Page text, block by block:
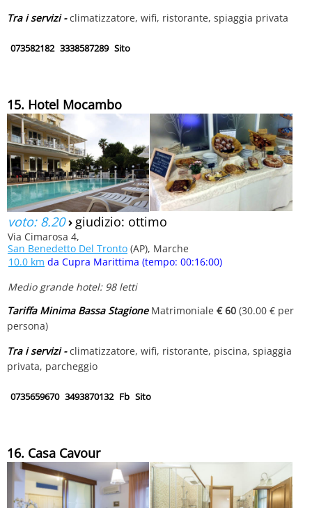
Tra i servizi -climatizzatore, wifi, ristorante, spiaggia privata
073582182 3338587289 Sito
15. Hotel Mocambo
voto: 8.20› giudizio: ottimo
Via Cimarosa 4,
San Benedetto Del Tronto (AP), Marche
10.0 km da Cupra Marittima (tempo: 00:16:00)
Medio grande hotel: 98 letti
Tariffa Minima Bassa StagioneMatrimoniale € 60 (30.00 € per
persona)
Tra i servizi -climatizzatore, wifi, ristorante, piscina, spiaggia
privata, parcheggio
0735659670 3493870132 Fb Sito
16. Casa Cavour